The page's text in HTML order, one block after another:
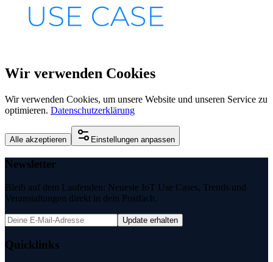
Wir verwenden Cookies
Wir verwenden Cookies, um unsere Website und unseren Service zu
optimieren. Datenschutzerklärung
Alle akzeptieren Einstellungen anpassen
Newsletter
Bleib auf dem Laufenden: Neueste IoT Use Cases, Trends und
Veranstaltungen direkt in dein Postfach.
Update erhalten
Quicklinks